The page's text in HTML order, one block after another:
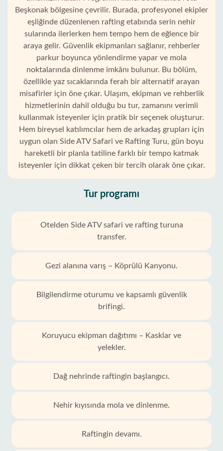
Beşkonak bölgesine çevrilir. Burada, profesyonel ekipler
eşliğinde düzenlenen rafting etabında serin nehir
sularında ilerlerken hem tempo hem de eğlence bir
araya gelir. Güvenlik ekipmanları sağlanır, rehberler
parkur boyunca yönlendirme yapar ve mola
noktalarında dinlenme imkânı bulunur. Bu bölüm,
özellikle yaz sıcaklarında ferah bir alternatif arayan
misafirler için öne çıkar. Ulaşım, ekipman ve rehberlik
hizmetlerinin dahil olduğu bu tur, zamanını verimli
kullanmak isteyenler için pratik bir seçenek oluşturur.
Hem bireysel katılımcılar hem de arkadaş grupları için
uygun olan Side ATV Safari ve Rafting Turu, gün boyu
hareketli bir planla tatiline farklı bir tempo katmak
isteyenler için dikkat çeken bir tercih olarak öne çıkar.
Tur programı
Otelden Side ATV safari ve rafting turuna
transfer.
Gezi alanına varış – Köprülü Kanyonu.
Bilgilendirme oturumu ve kapsamlı güvenlik
brifingi.
Koruyucu ekipman dağıtımı – Kasklar ve
yelekler.
Dağ nehrinde raftingin başlangıcı.
Nehir kıyısında mola ve dinlenme.
Raftingin devamı.